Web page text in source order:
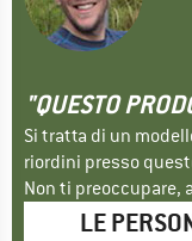
"QUESTO
Si tratta di un
riordini presso
Non ti preoccupare,
LE